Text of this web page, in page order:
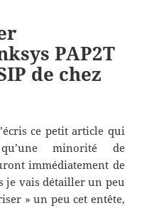
PAP2T
de chez
ce petit article qui
qu’une minorité de
immédiatement de
je vais détailler un peu
» un peu cet entête,